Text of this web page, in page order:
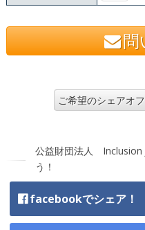
問
ご希望のシェアオ
公益財団法人 Inclusion
う！
facebookでシェア！